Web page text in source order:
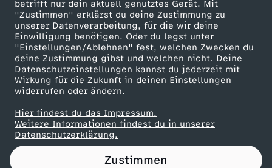
betrifft nur dein aktuell genutztes Gerät. Mit
"Zustimmen" erklärst du deine Zustimmung zu
unserer Datenverarbeitung, für die wir deine
Einwilligung benötigen. Oder du legst unter
"Einstellungen/Ablehnen" fest, welchen Zwecken du
deine Zustimmung gibst und welchen nicht. Deine
Datenschutzeinstellungen kannst du jederzeit mit
Wirkung für die Zukunft in deinen Einstellungen
widerrufen oder ändern.
Hier findest du das Impressum.
Weitere Informationen findest du in unserer
Datenschutzerklärung.
Zustimmen
e
r
z
m
i
Werbefernsehen
Mainzelmännchen
Partner